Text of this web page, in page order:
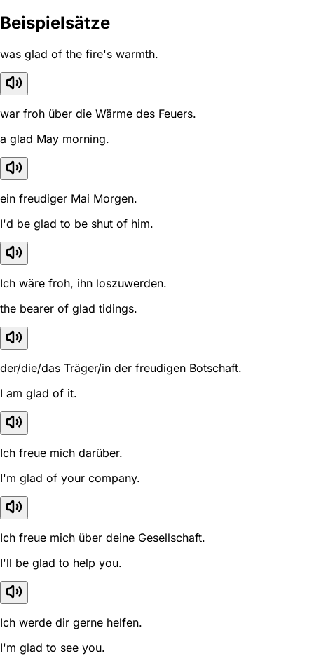
Beispielsätze
was glad of the fire's warmth.
war froh über die Wärme des Feuers.
a glad May morning.
ein freudiger Mai Morgen.
I'd be glad to be shut of him.
Ich wäre froh, ihn loszuwerden.
the bearer of glad tidings.
der/die/das Träger/in der freudigen Botschaft.
I am glad of it.
Ich freue mich darüber.
I'm glad of your company.
Ich freue mich über deine Gesellschaft.
I'll be glad to help you.
Ich werde dir gerne helfen.
I'm glad to see you.